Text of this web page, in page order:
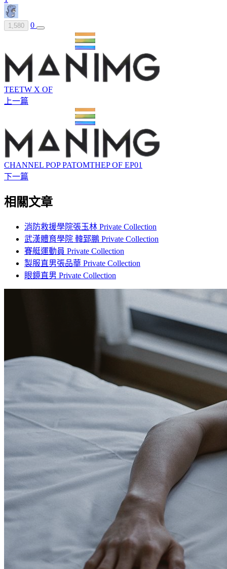
1,580 0
TEETW X OF
上一篇
CHANNEL POP PATOMTHEP OF EP01
下一篇
相關文章
消防救援學院張玉林 Private Collection
武漢體育學院 韓郅鵬 Private Collection
賽艇運動員 Private Collection
製服直男張品華 Private Collection
眼鏡直男 Private Collection